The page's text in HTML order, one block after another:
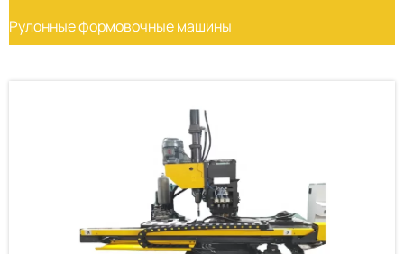
Рулонные формовочные машины